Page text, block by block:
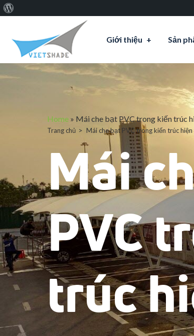
Giới thiệu Sản
Home » Mái che bạt PVC trong kiến trúc
Trang chủ Mái che bạt PVC trong kiến trúc hiện
Mái
PVC
trúc
về
WordPress